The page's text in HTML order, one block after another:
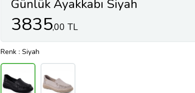
Günlük Ayakkabı Siyah
3835,00 TL
Renk : Siyah